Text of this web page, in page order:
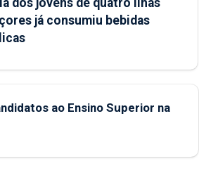
já consumiu bebidas
ao Ensino Superior na